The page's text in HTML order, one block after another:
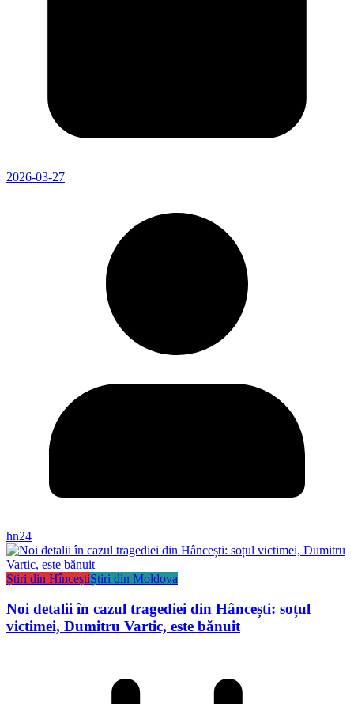
2026-03-27
hn24
Știri din HînceștiȘtiri din Moldova
Noi detalii în cazul tragediei din Hâncești: soțul
victimei, Dumitru Vartic, este bănuit